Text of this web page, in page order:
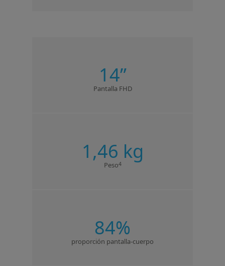
14”
Pantalla FHD
1,46 kg
Peso4
84%
proporción pantalla-cuerpo